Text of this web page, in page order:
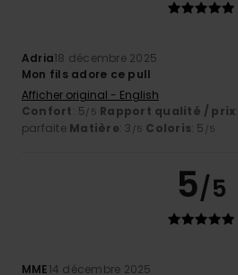
Adria18 décembre 2025
Mon fils adore ce pull
Afficher original - English
Confort: 5/5 Rapport qualité / prix
parfaite Matière: 3 /5 Coloris: 5 /5
5/5
MME14 décembre 2025